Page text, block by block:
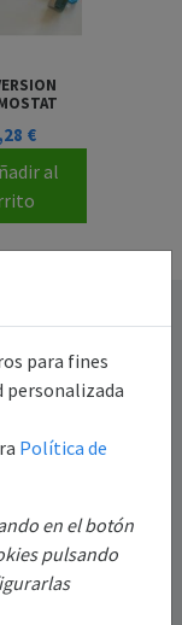
€
al
para fines
Política de
en el botón
pulsando